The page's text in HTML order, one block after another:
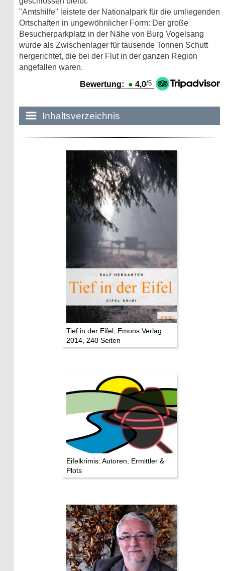
"Amtshilfe" leistete der Nationalpark für die umliegenden
Ortschaften in ungewöhnlicher Form: Der große
Besucherparkplatz in der Nähe von Burg Vogelsang
wurde als Zwischenlager für tausende Tonnen Schutt
hergerichtet, die bei der Flut in der ganzen Region
angefallen waren.
Bewertung: ● 4,0/5
Inhaltsverzeichnis
Historie:
Die dunkle Seite
Mythen, Märchen & Legenden (2025)
Sightseeing:
Die Eifel entdecken
Eifelevents
Eifelkarte:
Drehorte & Tatorte
Eifelkrimi: Keine Gutenachtgeschichte
Die Autoren
Die Stars:
Wer hat wo gedreht?
Mediathek
Impressum
Datenschutz
Tief in der Eifel, Emons Verlag
2014, 240 Seiten
Eifelkrimis: Autoren, Ermittler &
Plots